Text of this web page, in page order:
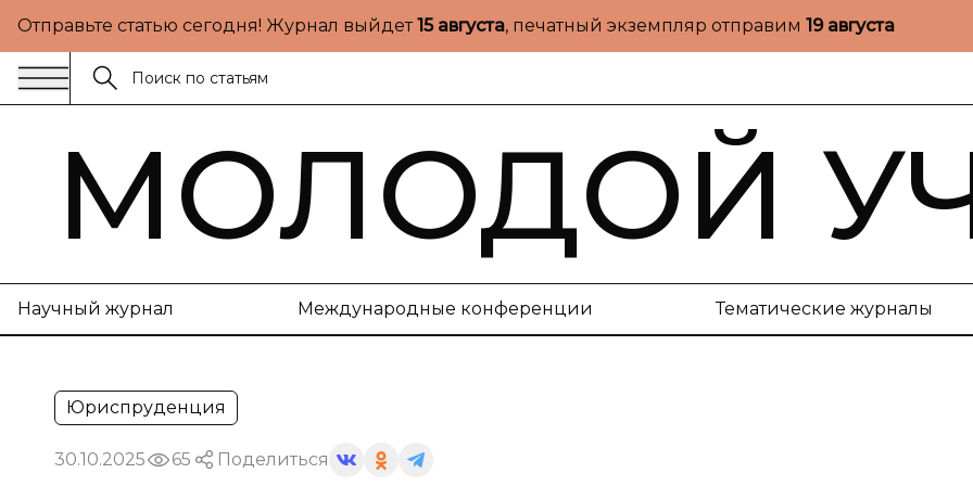
Отправьте статью сегодня! Журнал выйдет15 августа, печатный экземпляр отправим 19 августа
МОЛОДОЙ
Научный журнал Международные конференции Тематические журналы
Юриспруденция
30.10.2025 65 Поделиться